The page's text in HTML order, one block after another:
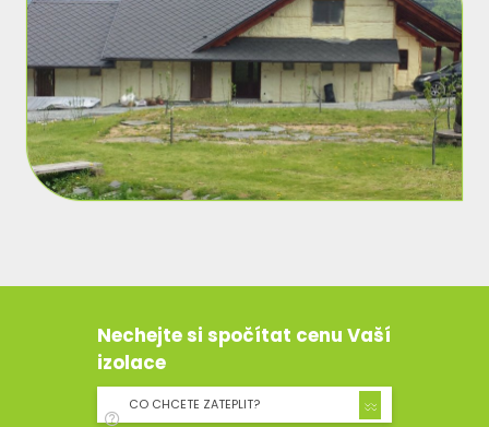
Nechejte si spočítat cenu Vaší
izolace
CO CHCETE ZATEPLIT?